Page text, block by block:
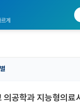
게
의공학과 지능형의료